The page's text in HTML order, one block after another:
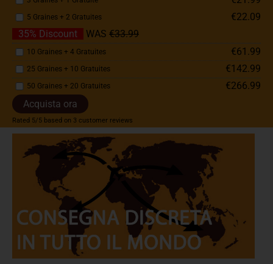
5 Graines + 2 Gratuites
€22.09
35% Discount
WAS €33.99
10 Graines + 4 Gratuites €61.99
25 Graines + 10 Gratuites €142.99
50 Graines + 20 Gratuites
€266.99
Acquista ora
Rated 5/5 based on 3 customer reviews